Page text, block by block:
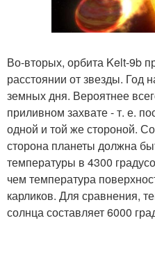
Во-вторых, орбита Kelt-9b
расстоянии от звезды. Год
земных дня. Вероятнее
приливном захвате - т. е.
одной и той же стороной.
сторона планеты должна
температуры в 4300
чем температура
карликов. Для сравнения,
солнца составляет 6000